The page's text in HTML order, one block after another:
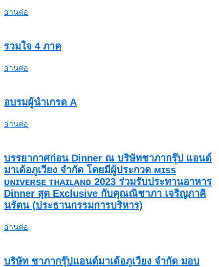
อ่านต่อ
รวมใจ 4 ภาค
อ่านต่อ
อบรมผู้นำเกรด A
อ่านต่อ
บรรยากาศก่อน Dinner ณ บริษัทชาภากรุ๊ป แอนด์
มาเด้อภูเวียง จำกัด โดยมีผู้ประกวด ᴍɪss
ᴜɴɪᴠᴇʀsᴇ ᴛʜᴀɪʟᴀɴᴅ 2023 ร่วมรับประทานอาหาร
Dinner สุด Exclusive กับคุณณิชาภา เจริญภาคิ
นรัตน (ประธานกรรมการบริหาร)
อ่านต่อ
บริษัท ชาภากรุ๊ปแอนด์มาเด้อภูเวียง จำกัด มอบ